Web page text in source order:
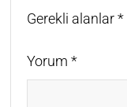
Gerekli alanlar*
Yorum *